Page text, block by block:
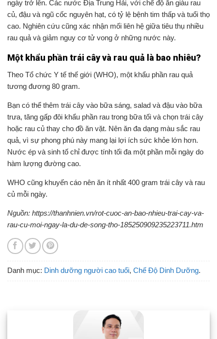
ngày trở lên. Các nước Địa Trung Hải, với chế độ ăn giàu rau
củ, đậu và ngũ cốc nguyên hạt, có tỷ lệ bệnh tim thấp và tuổi thọ
cao. Nghiên cứu cũng xác nhận mối liên hệ giữa tiêu thụ nhiều
rau quả và giảm nguy cơ tử vong ở những nước này.
Một khẩu phần trái cây và rau quả là bao nhiêu?
Theo Tổ chức Y tế thế giới (WHO), một khẩu phần rau quả
tương đương 80 gram.
Bạn có thể thêm trái cây vào bữa sáng, salad và đậu vào bữa
trưa, tăng gấp đôi khẩu phần rau trong bữa tối và chọn trái cây
hoặc rau củ thay cho đồ ăn vặt. Nên ăn đa dạng màu sắc rau
quả, vì sự phong phú này mang lại lợi ích sức khỏe lớn hơn.
Nước ép và sinh tố chỉ được tính tối đa một phần mỗi ngày do
hàm lượng đường cao.
WHO cũng khuyến cáo nên ăn ít nhất 400 gram trái cây và rau
củ mỗi ngày.
Nguồn: https://thanhnien.vn/rot-cuoc-an-bao-nhieu-trai-cay-va-
rau-cu-moi-ngay-la-du-de-song-tho-185250909235223711.htm
Danh mục: Dinh dưỡng người cao tuổi, Chế Độ Dinh Dưỡng.